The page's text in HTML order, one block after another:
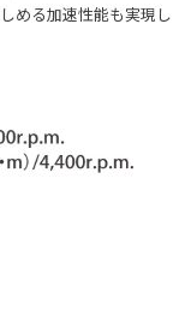
める加速性能も実現し